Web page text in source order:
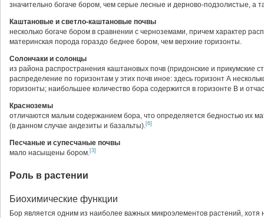
значительно богаче бором, чем серые лесные и дерново-подзолистые, а
Каштановые и светло-каштановые почвы
несколько богаче бором в сравнении с черноземами, причем характер
материнская порода гораздо беднее бором, чем верхние горизонты.
Солончаки и солонцы
из района распространения каштановых почв (придонские и прикумские
распределение по горизонтам у этих почв иное: здесь горизонт А
горизонты; наибольшее количество бора содержится в горизонте В и
Красноземы
отличаются малым содержанием бора, что определяется бедностью их
(в данном случае андезиты и базальты).[6]
Песчаные и супесчаные почвы
мало насыщены бором.[3]
Роль в растении
Биохимические функции
Бор является одним из наиболее важных микроэлементов растений,